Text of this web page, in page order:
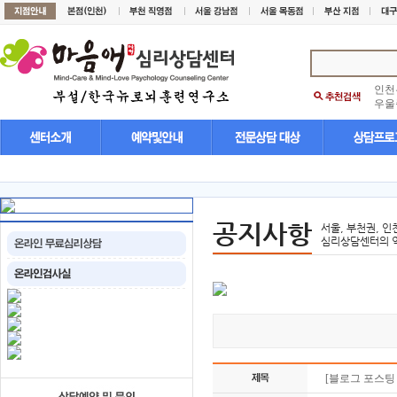
인
우
공지사항
서울, 부천권, 인
심리상담센터의
[블로그 포스